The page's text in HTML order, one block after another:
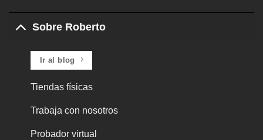
Delivery
Sobre Roberto
Ir al blog
Tiendas físicas
Trabaja con nosotros
Probador virtual